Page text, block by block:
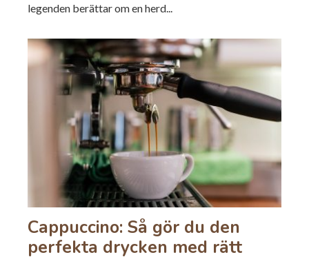
legenden berättar om en herd...
Cappuccino: Så gör du den
perfekta drycken med rätt